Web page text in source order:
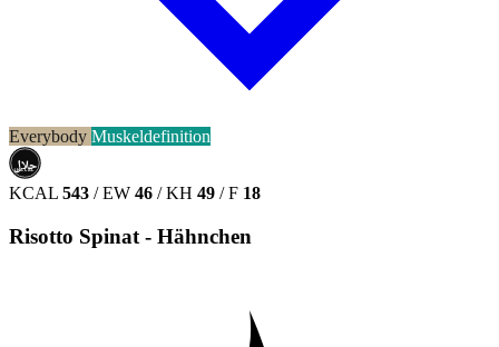
Everybody Muskeldefinition
حلال
HALAL
KCAL 543 / EW 46 / KH 49 / F 18
Risotto Spinat - Hähnchen